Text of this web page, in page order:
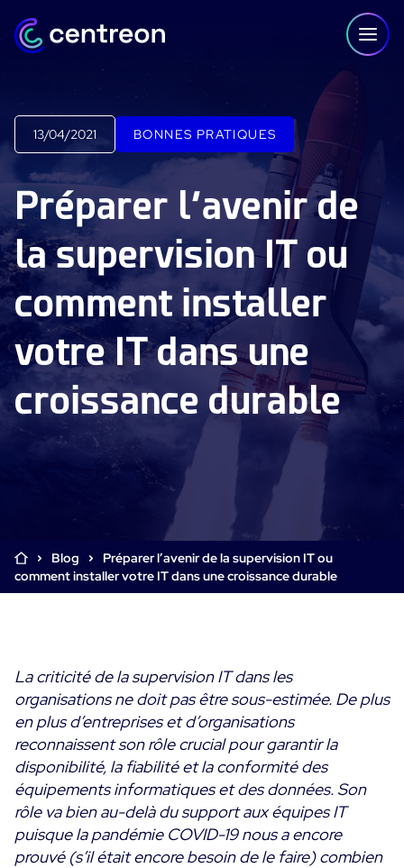
PLATEFORME
Centreon Infra Monitoring - Démo Produit
Centreon Infra Monitoring - Essai gratuit
Centreon Experience Monitoring - Démo Produit
Centreon Experience Monitoring - Essai Gratuit
IT Infrastructure Monitoring
Supervision Cloud & Legacy
Alertes et notifications
Tableaux de bord collaboratifs
700+ Connecteurs
Log Management
Collecte intelligente de tous les logs
Enrichissement et profilage des données
Analyse des causes racine
Tableaux de bord métier
Digital Experience Monitoring
STM & RUM
Analyse détaillée de la performance web
Correction rapide des problèmes
Tests de montée en charge
Démo Produit
SOLUTIONS
Centreon Experience Monitoring - Démo Produit
Centreon Experience Monitoring - Essai Gratuit
Cas d’usage
Convergence IT & OT
Observabilité
Témoignages Clients
13/04/2021 BONNES PRATIQUES
Préparer l’avenir de
la supervision IT ou
comment installer
votre IT dans une
croissance durable
Blog
Préparer l’avenir de la supervision IT ou
comment installer votre IT dans une croissance durable
La criticité de la supervision IT dans les
organisations ne doit pas être sous-estimée. De plus
en plus d’entreprises et d’organisations
reconnaissent son rôle crucial pour garantir la
disponibilité, la fiabilité et la conformité des
équipements informatiques et des données. Son
rôle va bien au-delà du support aux équipes IT
puisque la pandémie COVID-19 nous a encore
prouvé (s’il était encore besoin de le faire) combien